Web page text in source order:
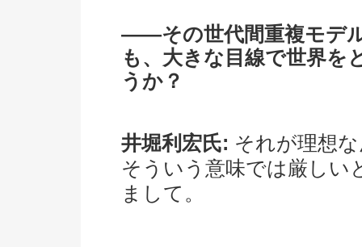
――その世代間重複モデ
も、大きな目線で世界を
うか？
井堀利宏氏: それが理想
そういう意味では厳しい
まして。